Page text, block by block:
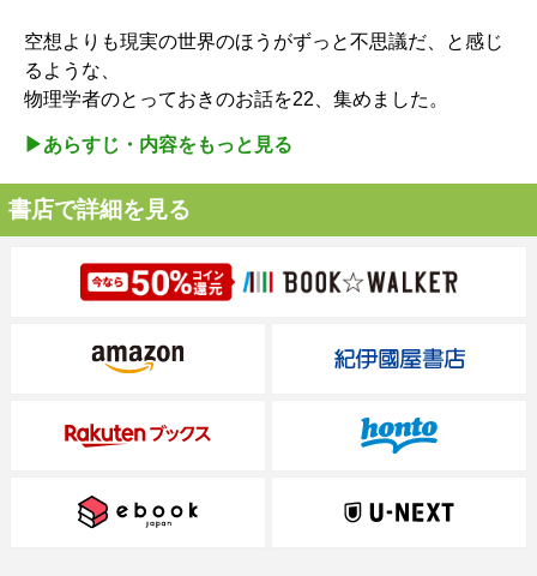
空想よりも現実の世界のほうがずっと不思議だ、と感じ
るような、
物理学者のとっておきのお話を22、集めました。
▶︎あらすじ・内容をもっと見る
書店で詳細を見る